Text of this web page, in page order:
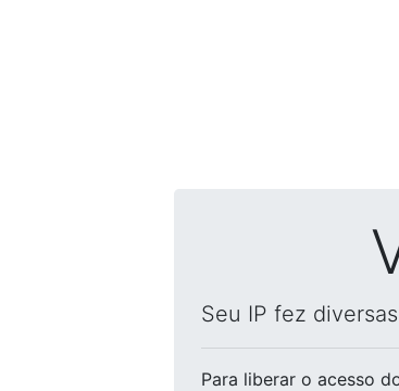
Seu IP fez
Para liberar o acesso